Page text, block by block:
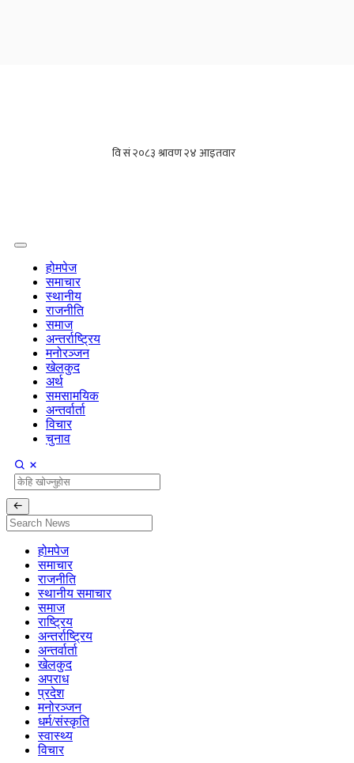
होमपेज
समाचार
स्थानीय
राजनीति
समाज
अन्तर्राष्ट्रिय
मनोरञ्जन
खेलकुद
अर्थ
समसामयिक
अन्तर्वार्ता
विचार
चुनाव
होमपेज
समाचार
राजनीति
स्थानीय समाचार
समाज
राष्ट्रिय
अन्तर्राष्ट्रिय
अन्तर्वार्ता
खेलकुद
अपराध
प्रदेश
मनोरञ्जन
धर्म/संस्कृति
स्वास्थ्य
विचार